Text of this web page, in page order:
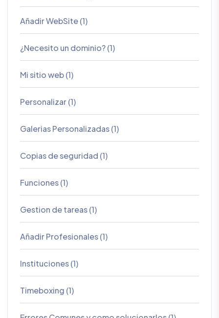
Añadir WebSite (1)
¿Necesito un dominio? (1)
Mi sitio web (1)
Personalizar (1)
Galerias Personalizadas (1)
Copias de seguridad (1)
Funciones (1)
Gestion de tareas (1)
Añadir Profesionales (1)
Instituciones (1)
Timeboxing (1)